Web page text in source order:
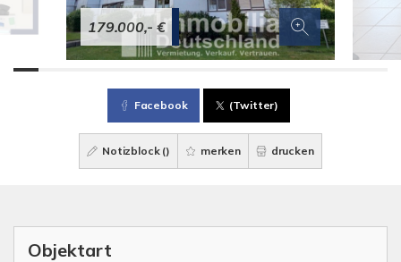
179.000,- €
Facebook (Twitter)
Notizblock () merken drucken
Objektart